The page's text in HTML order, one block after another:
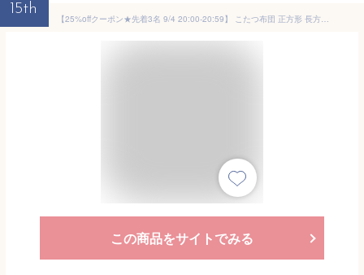
15th
【25%offクーポン★先着3名 9/4 20:00-20:59】 こたつ布団 正方形 長方形 省スペース 洗える 160×160cm 180×160cm 180×220cm 薄手 「 フランネル 省スペースこたつ掛布団 」 大判 薄掛け フランネル こたつ 北欧 コタツ布団 省エネ 節電対策 一人暮らし tokka
この商品をサイトでみる